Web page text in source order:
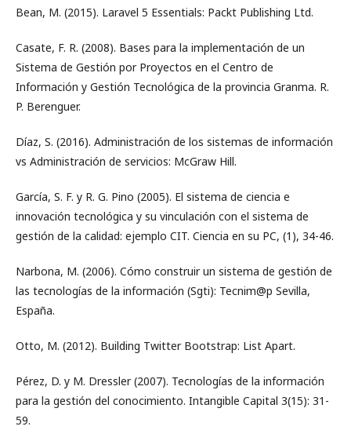
Bean, M. (2015). Laravel 5 Essentials: Packt Publishing Ltd.
Casate, F. R. (2008). Bases para la implementación de un
Sistema de Gestión por Proyectos en el Centro de
Información y Gestión Tecnológica de la provincia Granma. R.
P. Berenguer.
Díaz, S. (2016). Administración de los sistemas de información
vs Administración de servicios: McGraw Hill.
García, S. F. y R. G. Pino (2005). El sistema de ciencia e
innovación tecnológica y su vinculación con el sistema de
gestión de la calidad: ejemplo CIT. Ciencia en su PC, (1), 34-46.
Narbona, M. (2006). Cómo construir un sistema de gestión de
las tecnologías de la información (Sgti): Tecnim@p Sevilla,
España.
Otto, M. (2012). Building Twitter Bootstrap: List Apart.
Pérez, D. y M. Dressler (2007). Tecnologías de la información
para la gestión del conocimiento. Intangible Capital 3(15): 31-
59.